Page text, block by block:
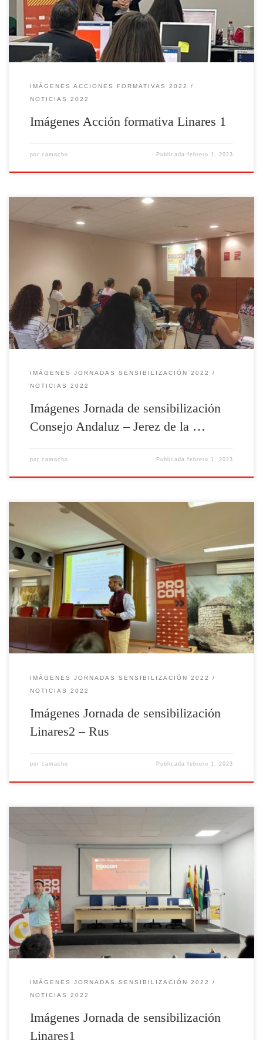
IMÁGENES ACCIONES FORMATIVAS 2022
NOTICIAS 2022
Imágenes Acción formativa Linares 1
por camacho Publicadafebrero 1, 2023
Imágenes Jornada de sensibilización Consejo Andaluz – Jerez de la
Frontera celebrada el 11/10/2022 10 a 13 horas
IMÁGENES JORNADAS SENSIBILIZACIÓN 2022
NOTICIAS 2022
Imágenes Jornada de sensibilización
Consejo Andaluz – Jerez de la …
por camacho Publicadafebrero 1, 2023
Imágenes de la jornada celebrada el 04/11/2022 en horario 10:00H a
13:00H
IMÁGENES JORNADAS SENSIBILIZACIÓN 2022
NOTICIAS 2022
Imágenes Jornada de sensibilización
Linares2 – Rus
por camacho Publicadafebrero 1, 2023
Imágenes de la jornada celebrada el 05/10/2022 en horario 10:00H a
13:30H
IMÁGENES JORNADAS SENSIBILIZACIÓN 2022
NOTICIAS 2022
Imágenes Jornada de sensibilización
Linares1